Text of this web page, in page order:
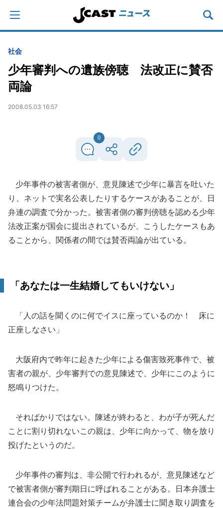
社会
少年審判への遺族傍聴 法改正に賛否
両論
2008.05.03 16:57
0
少年事件の被害者側が、意見陳述で少年に暴言を吐いた
り、ネットで実名公表したりするケースがあることが、日
弁連の調査で分かった。被害者側の審判傍聴を認める少年
法改正案が国会に提出されているが、こうしたケースもあ
ることから、関係者の間では賛否両論が出ている。
「あなたは一生結婚してもいけない」
「人の話を聞くのに何でイスに座っているのか！ 床に
正座しなさい」
大阪府内で昨年に起きた少年による傷害致死事件で、被
害者の親が、少年審判での意見陳述で、少年にこのように
怒鳴りつけた。
そればかりではない。陳述が終わると、わが子が死んだ
ことに割り切れないこの親は、少年に向かって、物を放り
投げたというのだ。
少年事件の審判は、非公開で行われるが、意見陳述など
で被害者側が審判期日に呼ばれることがある。日本弁護士
連合会の少年法問題対策チームが弁護士に聞き取り調査を